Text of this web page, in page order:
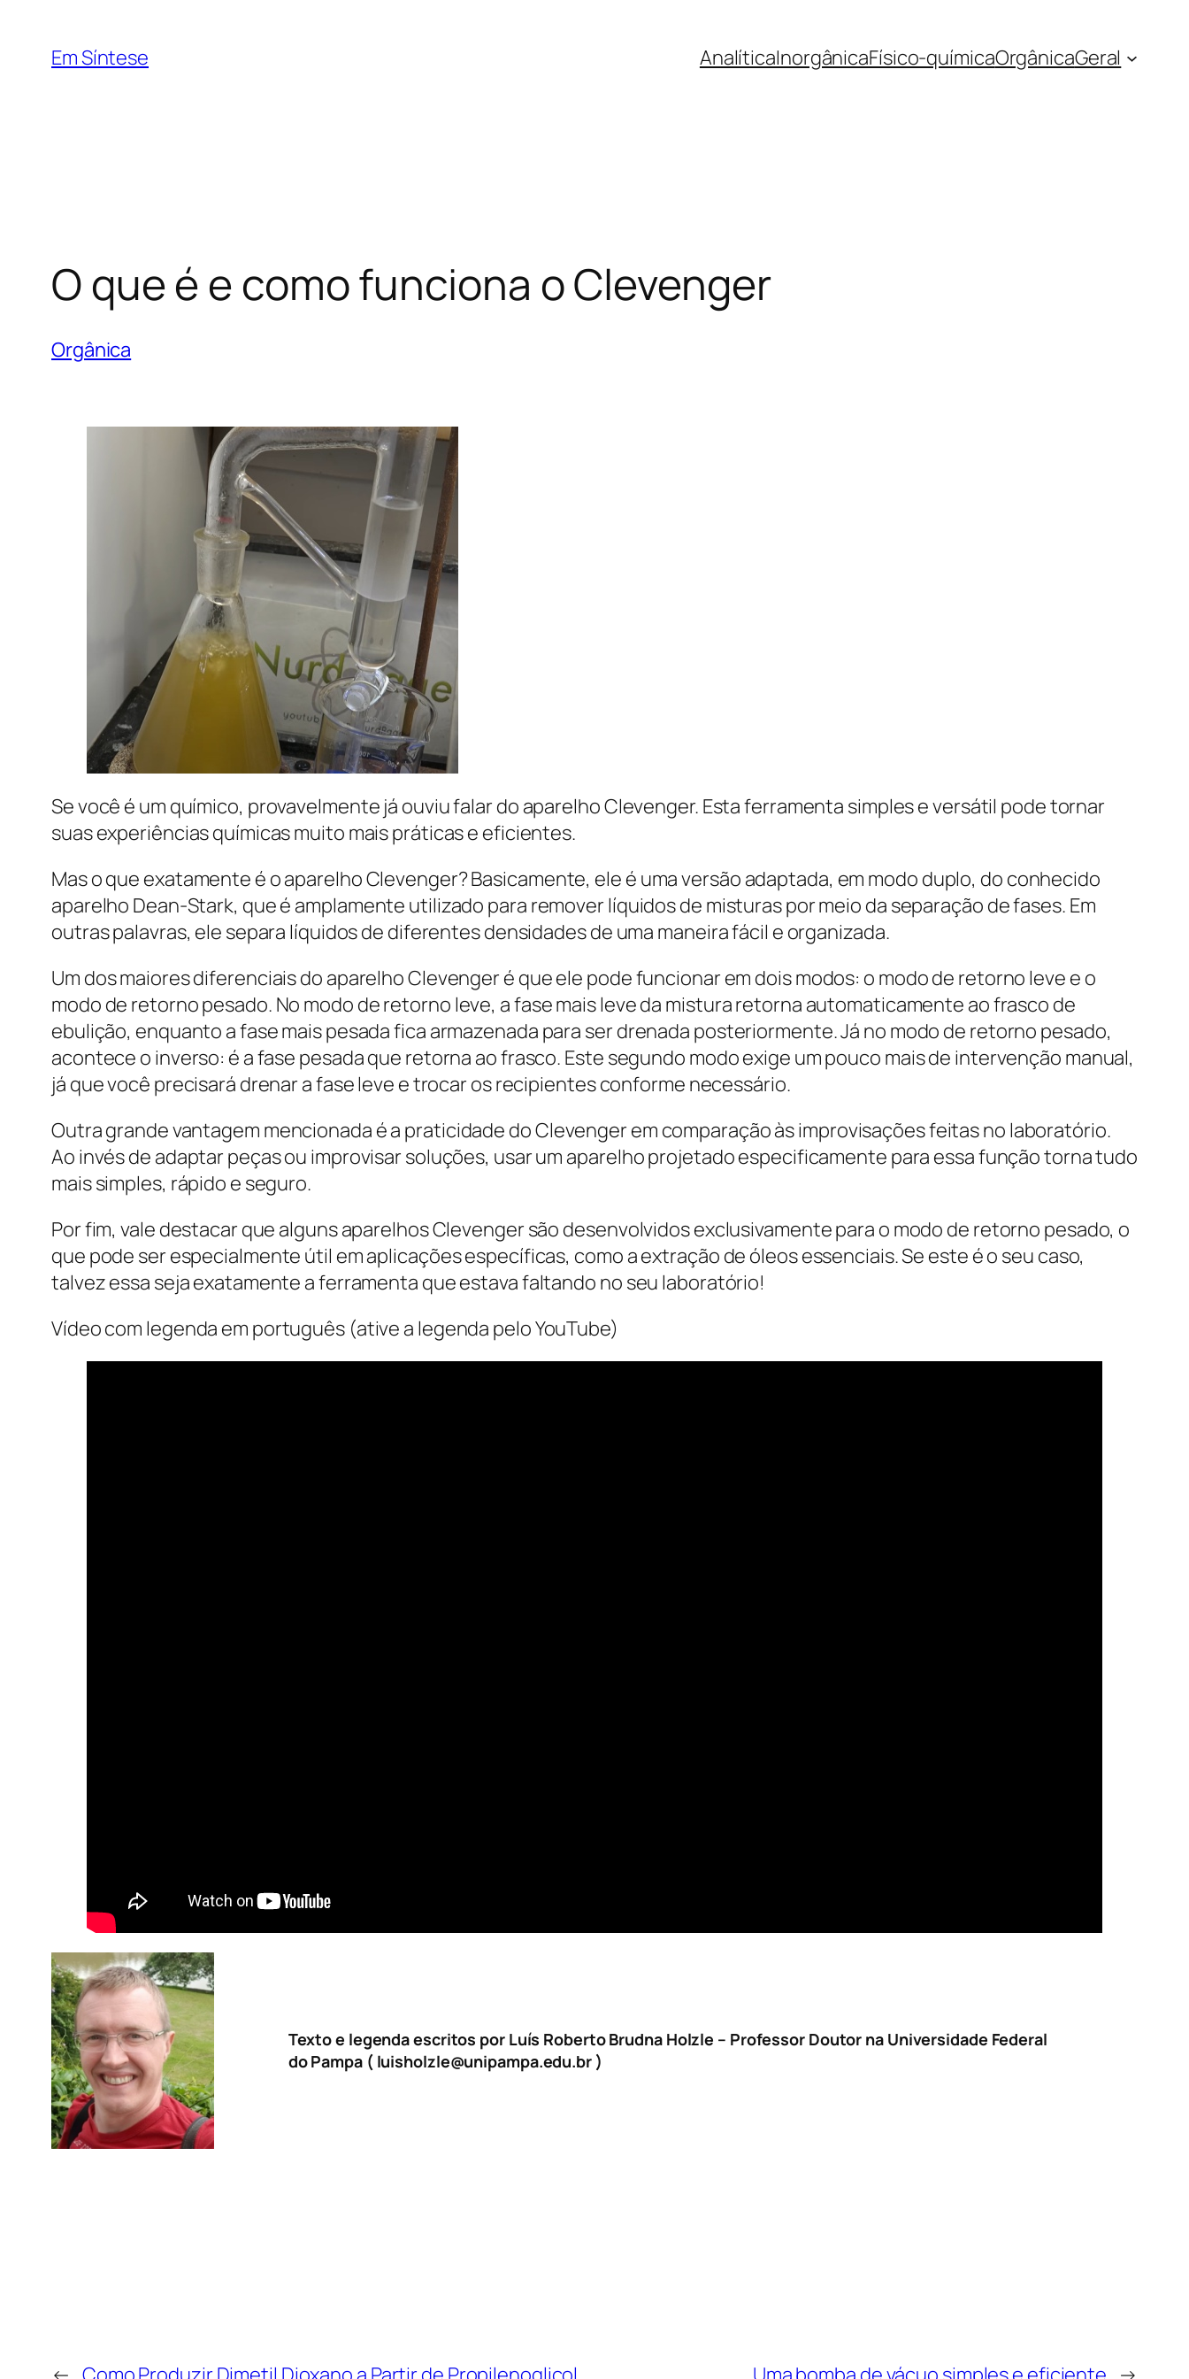
Em Síntese AnalíticaInorgânicaFísico-químicaOrgânicaGeral
O que é e como funciona o Clevenger
Orgânica
Se você é um químico, provavelmente já ouviu falar do aparelho Clevenger. Esta ferramenta simples e versátil pode tornar
suas experiências químicas muito mais práticas e eficientes.
Mas o que exatamente é o aparelho Clevenger? Basicamente, ele é uma versão adaptada, em modo duplo, do conhecido
aparelho Dean-Stark, que é amplamente utilizado para remover líquidos de misturas por meio da separação de fases. Em
outras palavras, ele separa líquidos de diferentes densidades de uma maneira fácil e organizada.
Um dos maiores diferenciais do aparelho Clevenger é que ele pode funcionar em dois modos: o modo de retorno leve e o
modo de retorno pesado. No modo de retorno leve, a fase mais leve da mistura retorna automaticamente ao frasco de
ebulição, enquanto a fase mais pesada fica armazenada para ser drenada posteriormente. Já no modo de retorno pesado,
acontece o inverso: é a fase pesada que retorna ao frasco. Este segundo modo exige um pouco mais de intervenção manual,
já que você precisará drenar a fase leve e trocar os recipientes conforme necessário.
Outra grande vantagem mencionada é a praticidade do Clevenger em comparação às improvisações feitas no laboratório.
Ao invés de adaptar peças ou improvisar soluções, usar um aparelho projetado especificamente para essa função torna tudo
mais simples, rápido e seguro.
Por fim, vale destacar que alguns aparelhos Clevenger são desenvolvidos exclusivamente para o modo de retorno pesado, o
que pode ser especialmente útil em aplicações específicas, como a extração de óleos essenciais. Se este é o seu caso,
talvez essa seja exatamente a ferramenta que estava faltando no seu laboratório!
Vídeo com legenda em português (ative a legenda pelo YouTube)
Texto e legenda escritos por Luís Roberto Brudna Holzle – Professor Doutor na Universidade Federal
do Pampa ( luisholzle@unipampa.edu.br )